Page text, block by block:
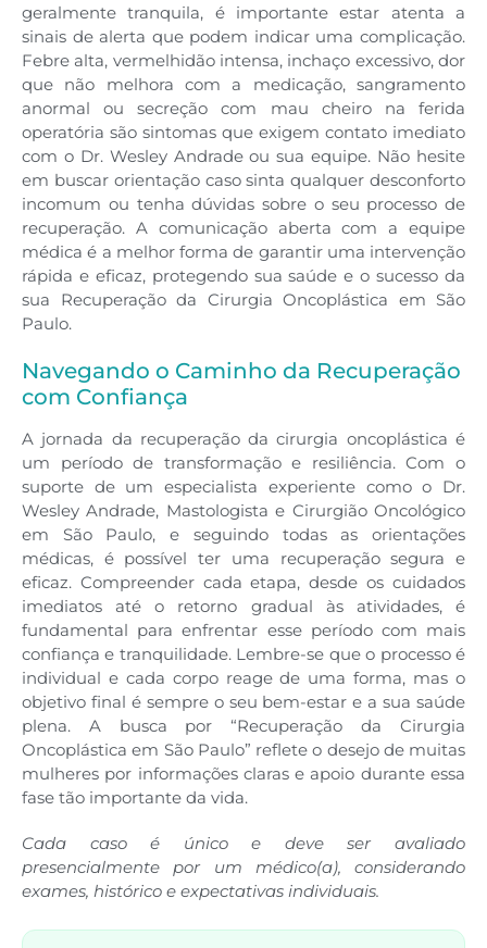
geralmente tranquila, é importante estar atenta a
sinais de alerta que podem indicar uma complicação.
Febre alta, vermelhidão intensa, inchaço excessivo, dor
que não melhora com a medicação, sangramento
anormal ou secreção com mau cheiro na ferida
operatória são sintomas que exigem contato imediato
com o Dr. Wesley Andrade ou sua equipe. Não hesite
em buscar orientação caso sinta qualquer desconforto
incomum ou tenha dúvidas sobre o seu processo de
recuperação. A comunicação aberta com a equipe
médica é a melhor forma de garantir uma intervenção
rápida e eficaz, protegendo sua saúde e o sucesso da
sua Recuperação da Cirurgia Oncoplástica em São
Paulo.
Navegando o Caminho da Recuperação
com Confiança
A jornada da recuperação da cirurgia oncoplástica é
um período de transformação e resiliência. Com o
suporte de um especialista experiente como o Dr.
Wesley Andrade, Mastologista e Cirurgião Oncológico
em São Paulo, e seguindo todas as orientações
médicas, é possível ter uma recuperação segura e
eficaz. Compreender cada etapa, desde os cuidados
imediatos até o retorno gradual às atividades, é
fundamental para enfrentar esse período com mais
confiança e tranquilidade. Lembre-se que o processo é
individual e cada corpo reage de uma forma, mas o
objetivo final é sempre o seu bem-estar e a sua saúde
plena. A busca por “Recuperação da Cirurgia
Oncoplástica em São Paulo” reflete o desejo de muitas
mulheres por informações claras e apoio durante essa
fase tão importante da vida.
Cada caso é único e deve ser avaliado
presencialmente por um médico(a), considerando
exames, histórico e expectativas individuais.